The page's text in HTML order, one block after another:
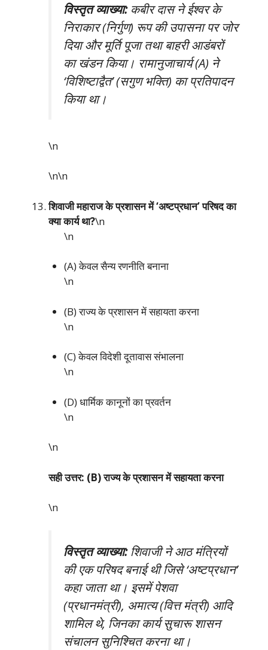
विस्तृत व्याख्या:कबीर दास ने ईश्वर के
निराकार (निर्गुण) रूप की उपासना पर जोर
दिया और मूर्ति पूजा तथा बाहरी आडंबरों
का खंडन किया। रामानुजाचार्य (A) ने
‘विशिष्टाद्वैत’ (सगुण भक्ति) का प्रतिपादन
किया था।
\n
\n\n
शिवाजी महाराज के प्रशासन में ‘अष्टप्रधान’ परिषद का
क्या कार्य था?\n
\n
(A) केवल सैन्य रणनीति बनाना
\n
(B) राज्य के प्रशासन में सहायता करना
\n
(C) केवल विदेशी दूतावास संभालना
\n
(D) धार्मिक कानूनों का प्रवर्तन
\n
\n
सही उत्तर: (B) राज्य के प्रशासन में सहायता करना
\n
विस्तृत व्याख्या:शिवाजी ने आठ मंत्रियों
की एक परिषद बनाई थी जिसे ‘अष्टप्रधान’
कहा जाता था। इसमें पेशवा
(प्रधानमंत्री), अमात्य (वित्त मंत्री) आदि
शामिल थे, जिनका कार्य सुचारू शासन
संचालन सुनिश्चित करना था।